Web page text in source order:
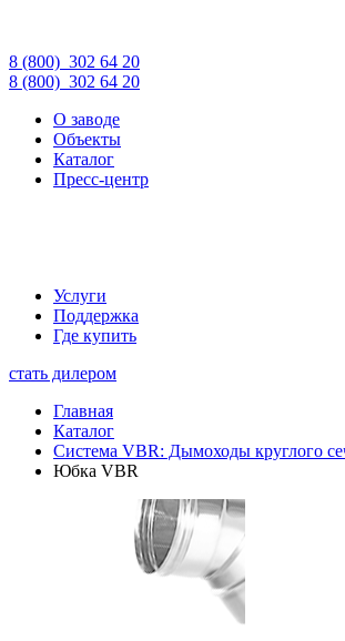
8 (800) 302 64 20
8 (800) 302 64 20
О заводе
Объекты
Каталог
Пресс-центр
Услуги
Поддержка
Где купить
стать дилером
Главная
Каталог
Cистема VBR: Дымоходы круглого
Юбка VBR